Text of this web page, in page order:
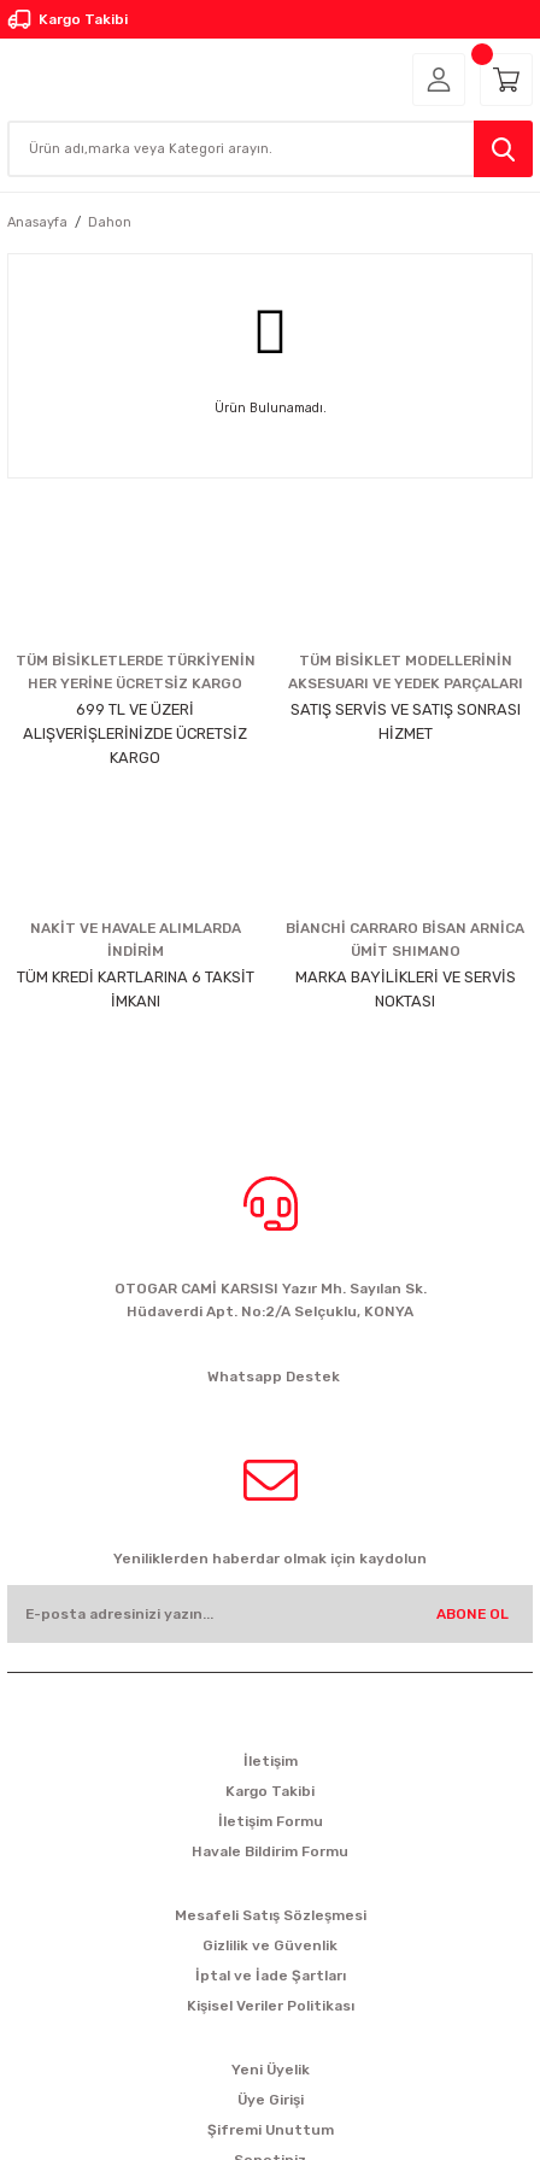
Kargo Takibi
Anasayfa Dahon
Ürün Bulunamadı.
TÜM BİSİKLETLERDE TÜRKİYENİN
HER YERİNE ÜCRETSİZ KARGO
699 TL VE ÜZERİ
ALIŞVERİŞLERİNİZDE ÜCRETSİZ
KARGO
TÜM BİSİKLET MODELLERİNİN
AKSESUARI VE YEDEK PARÇALARI
SATIŞ SERVİS VE SATIŞ SONRASI
HİZMET
NAKİT VE HAVALE ALIMLARDA
İNDİRİM
TÜM KREDİ KARTLARINA 6 TAKSİT
İMKANI
BİANCHİ CARRARO BİSAN ARNİCA
ÜMİT SHIMANO
MARKA BAYİLİKLERİ VE SERVİS
NOKTASI
OTOGAR CAMİ KARSISI Yazır Mh. Sayılan Sk.
Hüdaverdi Apt. No:2/A Selçuklu, KONYA
Whatsapp Destek
Yeniliklerden haberdar olmak için kaydolun
ABONE OL
İletişim
Kargo Takibi
İletişim Formu
Havale Bildirim Formu
Mesafeli Satış Sözleşmesi
Gizlilik ve Güvenlik
İptal ve İade Şartları
Kişisel Veriler Politikası
Yeni Üyelik
Üye Girişi
Şifremi Unuttum